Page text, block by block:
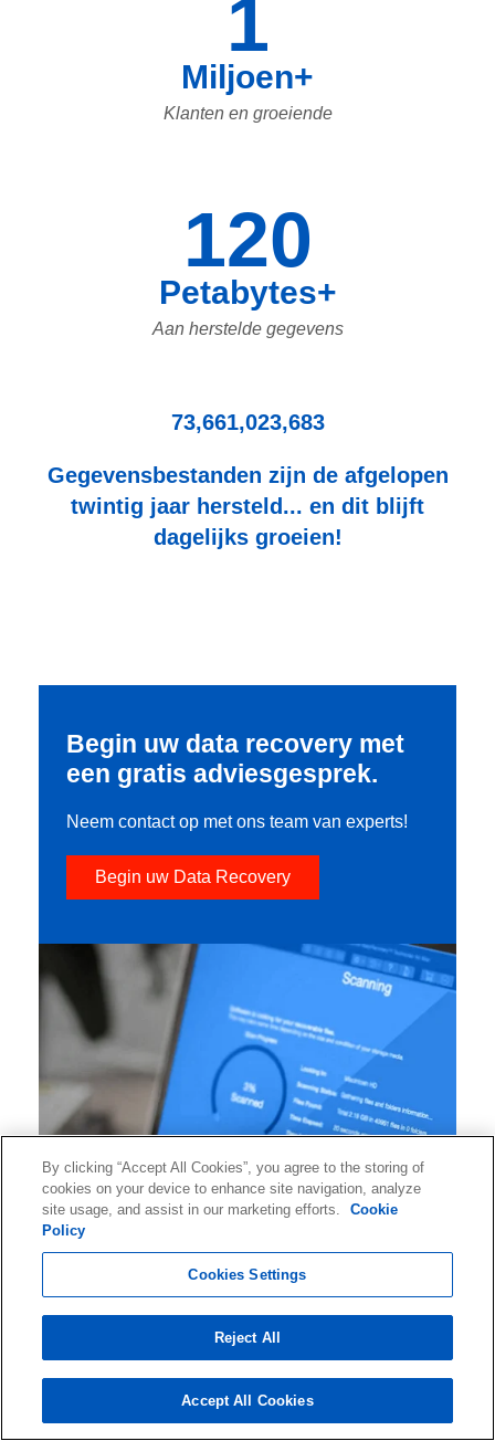
1
Miljoen+
Klanten en groeiende
120
Petabytes+
Aan herstelde gegevens
73,661,023,683
Gegevensbestanden zijn de afgelopen
twintig jaar hersteld... en dit blijft
dagelijks groeien!
Begin uw data recovery met
een gratis adviesgesprek.
Neem contact op met ons team van experts!
Begin uw Data Recovery
inzichten, informatie over branche-evenementen
By clicking “Accept All Cookies”, you agree to the storing of
cookies on your device to enhance site navigation, analyze
site usage, and assist in our marketing efforts.
Cookie
Policy
Cookies Settings
Reject All
Accept All Cookies